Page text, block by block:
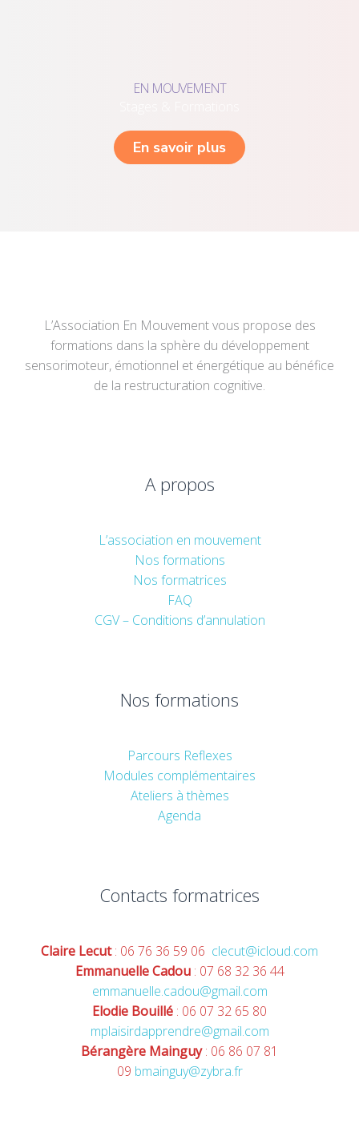
EN MOUVEMENT
En savoir plus
L’Association En Mouvement vous propose des
formations dans la sphère du développement
sensorimoteur, émotionnel et énergétique au bénéfice
de la restructuration cognitive.
A propos
L’association en mouvement
Nos formations
Nos formatrices
FAQ
CGV – Conditions d’annulation
Nos formations
Parcours Reflexes
Modules complémentaires
Ateliers à thèmes
Agenda
Contacts formatrices
Claire Lecut: 06 76 36 59 06 clecut@icloud.com
Emmanuelle Cadou: 07 68 32 36 44
emmanuelle.cadou@gmail.com
Elodie Bouillé : 06 07 32 65 80
mplaisirdapprendre@gmail.com
Bérangère Mainguy: 06 86 07 81
09 bmainguy@zybra.fr